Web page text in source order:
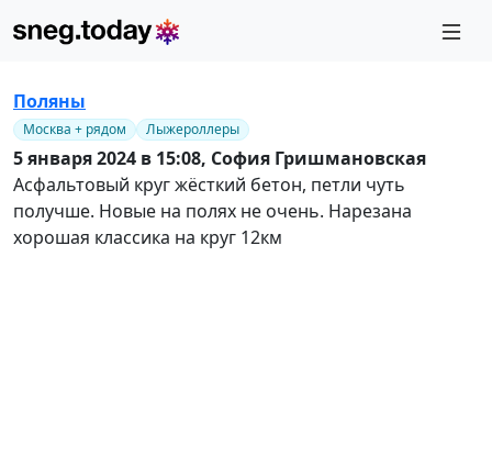
Поляны
Москва + рядом Лыжероллеры
5 января 2024 в 15:08, София Гришмановская
Асфальтовый круг жёсткий бетон, петли чуть
получше. Новые на полях не очень. Нарезана
хорошая классика на круг 12км